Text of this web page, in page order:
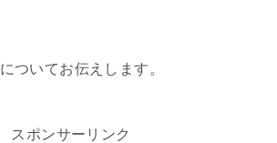
ついてお伝えします。
スポンサーリンク